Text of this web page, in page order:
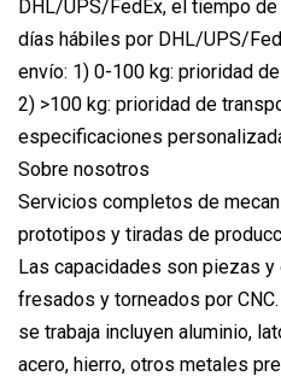
DHL/UPS/FedEx, el tiempo
días hábiles por DHL/UPS/
envío: 1) 0-100 kg: prioridad
2) >100 kg: prioridad de
especificaciones
Sobre nosotros
Servicios completos de
prototipos y tiradas de
Las capacidades son piezas
fresados ​​y torneados por
se trabaja incluyen aluminio,
acero, hierro, otros metales